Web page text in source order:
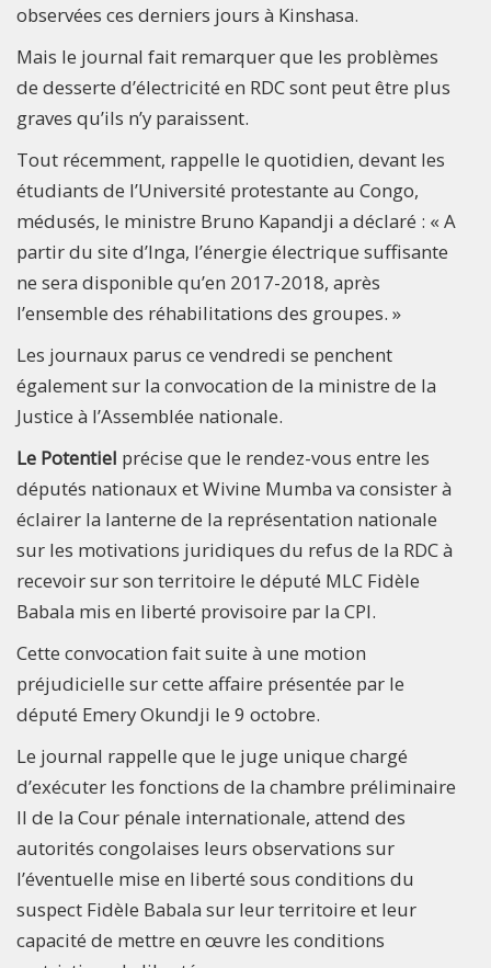
observées ces derniers jours à Kinshasa.
Mais le journal fait remarquer que les problèmes
de desserte d’électricité en RDC sont peut être plus
graves qu’ils n’y paraissent.
Tout récemment, rappelle le quotidien, devant les
étudiants de l’Université protestante au Congo,
médusés, le ministre Bruno Kapandji a déclaré : « A
partir du site d’Inga, l’énergie électrique suffisante
ne sera disponible qu’en 2017-2018, après
l’ensemble des réhabilitations des groupes. »
Les journaux parus ce vendredi se penchent
également sur la convocation de la ministre de la
Justice à l’Assemblée nationale.
Le Potentiel précise que le rendez-vous entre les
députés nationaux et Wivine Mumba va consister à
éclairer la lanterne de la représentation nationale
sur les motivations juridiques du refus de la RDC à
recevoir sur son territoire le député MLC Fidèle
Babala mis en liberté provisoire par la CPI.
Cette convocation fait suite à une motion
préjudicielle sur cette affaire présentée par le
député Emery Okundji le 9 octobre.
Le journal rappelle que le juge unique chargé
d’exécuter les fonctions de la chambre préliminaire
II de la Cour pénale internationale, attend des
autorités congolaises leurs observations sur
l’éventuelle mise en liberté sous conditions du
suspect Fidèle Babala sur leur territoire et leur
capacité de mettre en œuvre les conditions